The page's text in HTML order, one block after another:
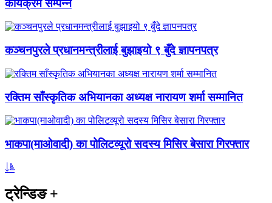
कार्यक्रम सम्पन्न
कञ्चनपुरले प्रधानमन्त्रीलाई बुझाइयो ९ बुँदे ज्ञापनपत्र
रक्तिम साँस्कृतिक अभियानका अध्यक्ष नारायण शर्मा सम्मानित
भाकपा(माओवादी) का पोलिटव्यूरो सदस्य मिसिर बेसारा गिरफ्तार
ट्रेन्डिङ+